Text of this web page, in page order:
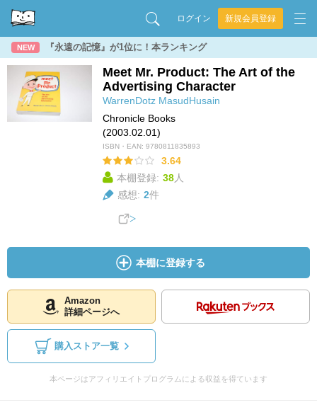
ログイン 新規会員登録
NEW 『永遠の記憶』が1位に！本ランキング
Meet Mr. Product: The Art of the
Advertising Character
WarrenDotz MasudHusain
Chronicle Books
(2003.02.01)
ISBN・EAN: 9780811835893
3.64
本棚登録: 38人
感想: 2件
本棚に登録する
Amazon
詳細ページへ
購入ストア一覧
本ページはアフィリエイトプログラムによる収益を得ています